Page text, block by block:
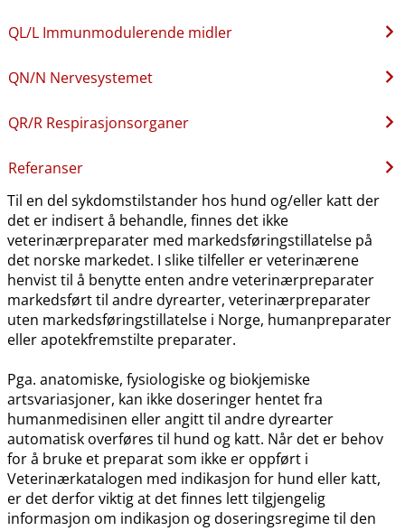
QL​/​L Immunmodulerende midler
QN​/​N Nervesystemet
QR​/​R Respirasjonsorganer
Referanser
Til en del sykdomstilstander hos hund og​/​eller katt der
det er indisert å behandle, finnes det ikke
veterinærpreparater med markedsføringstillatelse på
det norske markedet. I slike tilfeller er veterinærene
henvist til å benytte enten andre veterinærpreparater
markedsført til andre dyrearter, veterinærpreparater
uten markedsføringstillatelse i Norge, humanpreparater
eller apotekfremstilte preparater.
Pga. anatomiske, fysiologiske og biokjemiske
artsvariasjoner, kan ikke doseringer hentet fra
humanmedisinen eller angitt til andre dyrearter
automatisk overføres til hund og katt. Når det er behov
for å bruke et preparat som ikke er oppført i
Veterinærkatalogen med indikasjon for hund eller katt,
er det derfor viktig at det finnes lett tilgjengelig
informasjon om indikasjon og doseringsregime til den